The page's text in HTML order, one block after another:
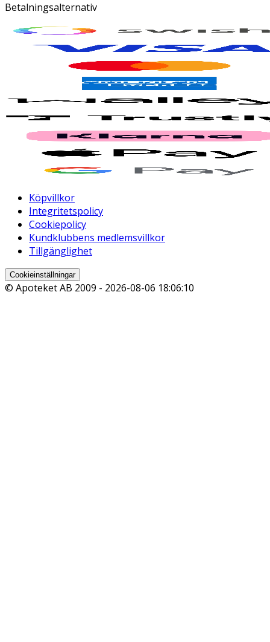
Betalningsalternativ
Köpvillkor
Integritetspolicy
Cookiepolicy
Kundklubbens medlemsvillkor
Tillgänglighet
Cookieinställningar
© Apoteket AB 2009 - 2026-08-06 18:06:10